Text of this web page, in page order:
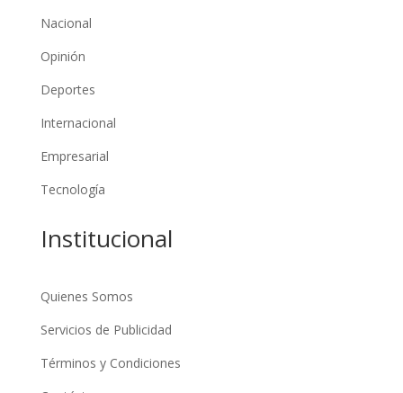
Nacional
Opinión
Deportes
Internacional
Empresarial
Tecnología
Institucional
Quienes Somos
Servicios de Publicidad
Términos y Condiciones